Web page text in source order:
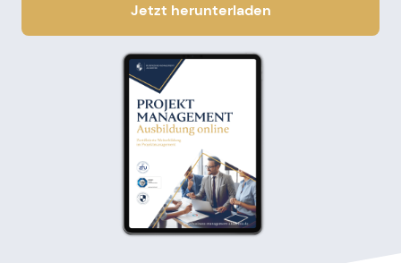
Jetzt herunterladen